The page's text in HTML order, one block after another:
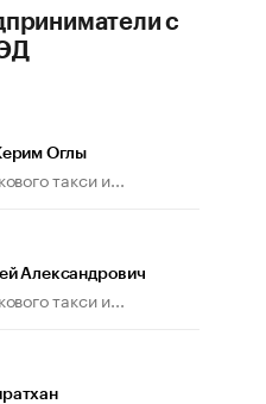
с
Оглы
такси и...
Александрович
такси и...